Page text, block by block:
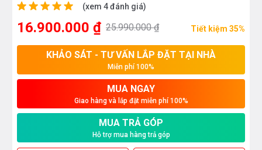
(xem 4 đánh giá)
16.900.000 ₫ 25.990.000 ₫ Tiết kiệm 35%
KHẢO SÁT - TƯ VẤN LẮP ĐẶT TẠI NHÀ
Miễn phí 100%
MUA NGAY
Giao hàng và lắp đặt miễn phí 100%
MUA TRẢ GÓP
Hỗ trợ mua hàng trả góp